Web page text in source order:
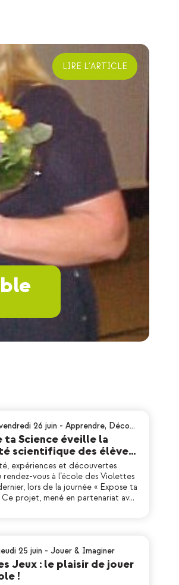
LIRE L'ARTICLE
26 juin - Apprendre, Déco…
ta Science éveille la
scientifique des élève…
expériences et découvertes
rendez-vous à l’école des Violettes
lors de la journée « Expose ta
Ce projet, mené en partenariat av…
25 juin - Jouer & Imaginer
Jeux : le plaisir de jouer
!